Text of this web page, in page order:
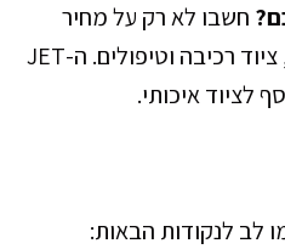
חשבו לא רק על מחיר
הרכישה, אלא גם על ביטוח, ציוד רכיבה וטיפולים. ה-JET
לב לנקודות הבאות: